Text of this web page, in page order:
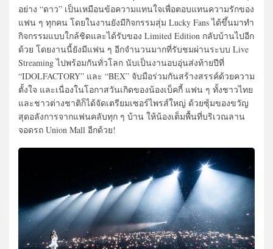
อย่าง “ดาว” เป็นเหมือนข้อความแทนใจเพื่อตอบแทนความรักของ
แฟน ๆ ทุกคน โดยในงานยังมีกิจกรรมสุ่ม Lucky Fans ได้ขึ้นมาทำ
กิจกรรมแบบใกล้ชิดและได้รับของ Limited Edition กลับบ้านไปอีก
ด้วย โดยงานนี้ยังมีแฟน ๆ อีกจำนวนมากที่รับชมผ่านระบบ Live
Streaming ไปพร้อมกันทั่วโลก นับเป็นงานอบอุ่นส่งท้ายปีที่
“IDOLFACTORY” และ “BEX” จับมือร่วมกันสร้างสรรค์ด้วยความ
ตั้งใจ และเนื่องในโอกาสวันเกิดของน้องเบ็คกี้ แฟน ๆ ทั้งชาวไทย
และชาวต่างชาติก็ได้จัดเตรียมเซอร์ไพรส์ใหญ่ ด้วยซุ้มของขวัญ
สุดอลังการจากแฟนคลับทุก ๆ บ้าน ให้น้องเต็มพื้นที่บริเวณลาน
จอดรถ Union Mall อีกด้วย!